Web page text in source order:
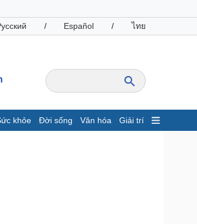
/ Español / ไทย
khỏe Đời sống Văn hóa Giải trí